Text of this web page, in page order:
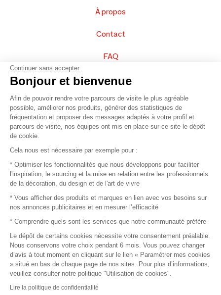
À propos
Contact
FAQ
Vendez vos produits
Plan du site
© 2016 –Organisation SAFI
Recrutement
Mentions légales
Conditions commerciales
Continuer sans accepter
Bonjour et bienvenue
Afin de pouvoir rendre votre parcours de visite le plus agréable
possible, améliorer nos produits, générer des statistiques de
fréquentation et proposer des messages adaptés à votre profil et
parcours de visite, nos équipes ont mis en place sur ce site le dépôt
de cookie.
Cela nous est nécessaire par exemple pour :
* Optimiser les fonctionnalités que nous développons pour faciliter
l'inspiration, le sourcing et la mise en relation entre les professionnels
de la décoration, du design et de l'art de vivre
* Vous afficher des produits et marques en lien avec vos besoins sur
nos annonces publicitaires et en mesurer l’efficacité
* Comprendre quels sont les services que notre communauté préfère
Le dépôt de certains cookies nécessite votre consentement préalable.
Nous conservons votre choix pendant 6 mois. Vous pouvez changer
d’avis à tout moment en cliquant sur le lien « Paramétrer mes cookies
» situé en bas de chaque page de nos sites. Pour plus d’informations,
veuillez consulter notre politique "Utilisation de cookies".
Lire la politique de confidentialité